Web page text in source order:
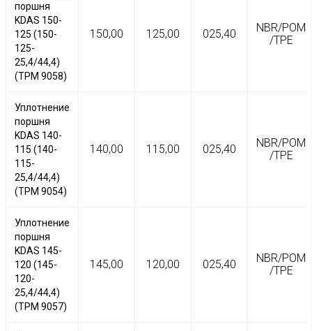
поршня
KDAS 150-
125 (150-
125-
25,4/44,4)
(TPM 9058)
150,00 125,00 025,40
NBR/POM
/TPE
Уплотнение
поршня
KDAS 140-
115 (140-
115-
25,4/44,4)
(TPM 9054)
140,00 115,00 025,40
NBR/POM
/TPE
Уплотнение
поршня
KDAS 145-
120 (145-
120-
25,4/44,4)
(TPM 9057)
145,00 120,00 025,40
NBR/POM
/TPE